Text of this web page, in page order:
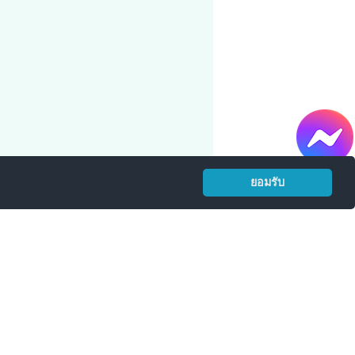
ยอมรับ